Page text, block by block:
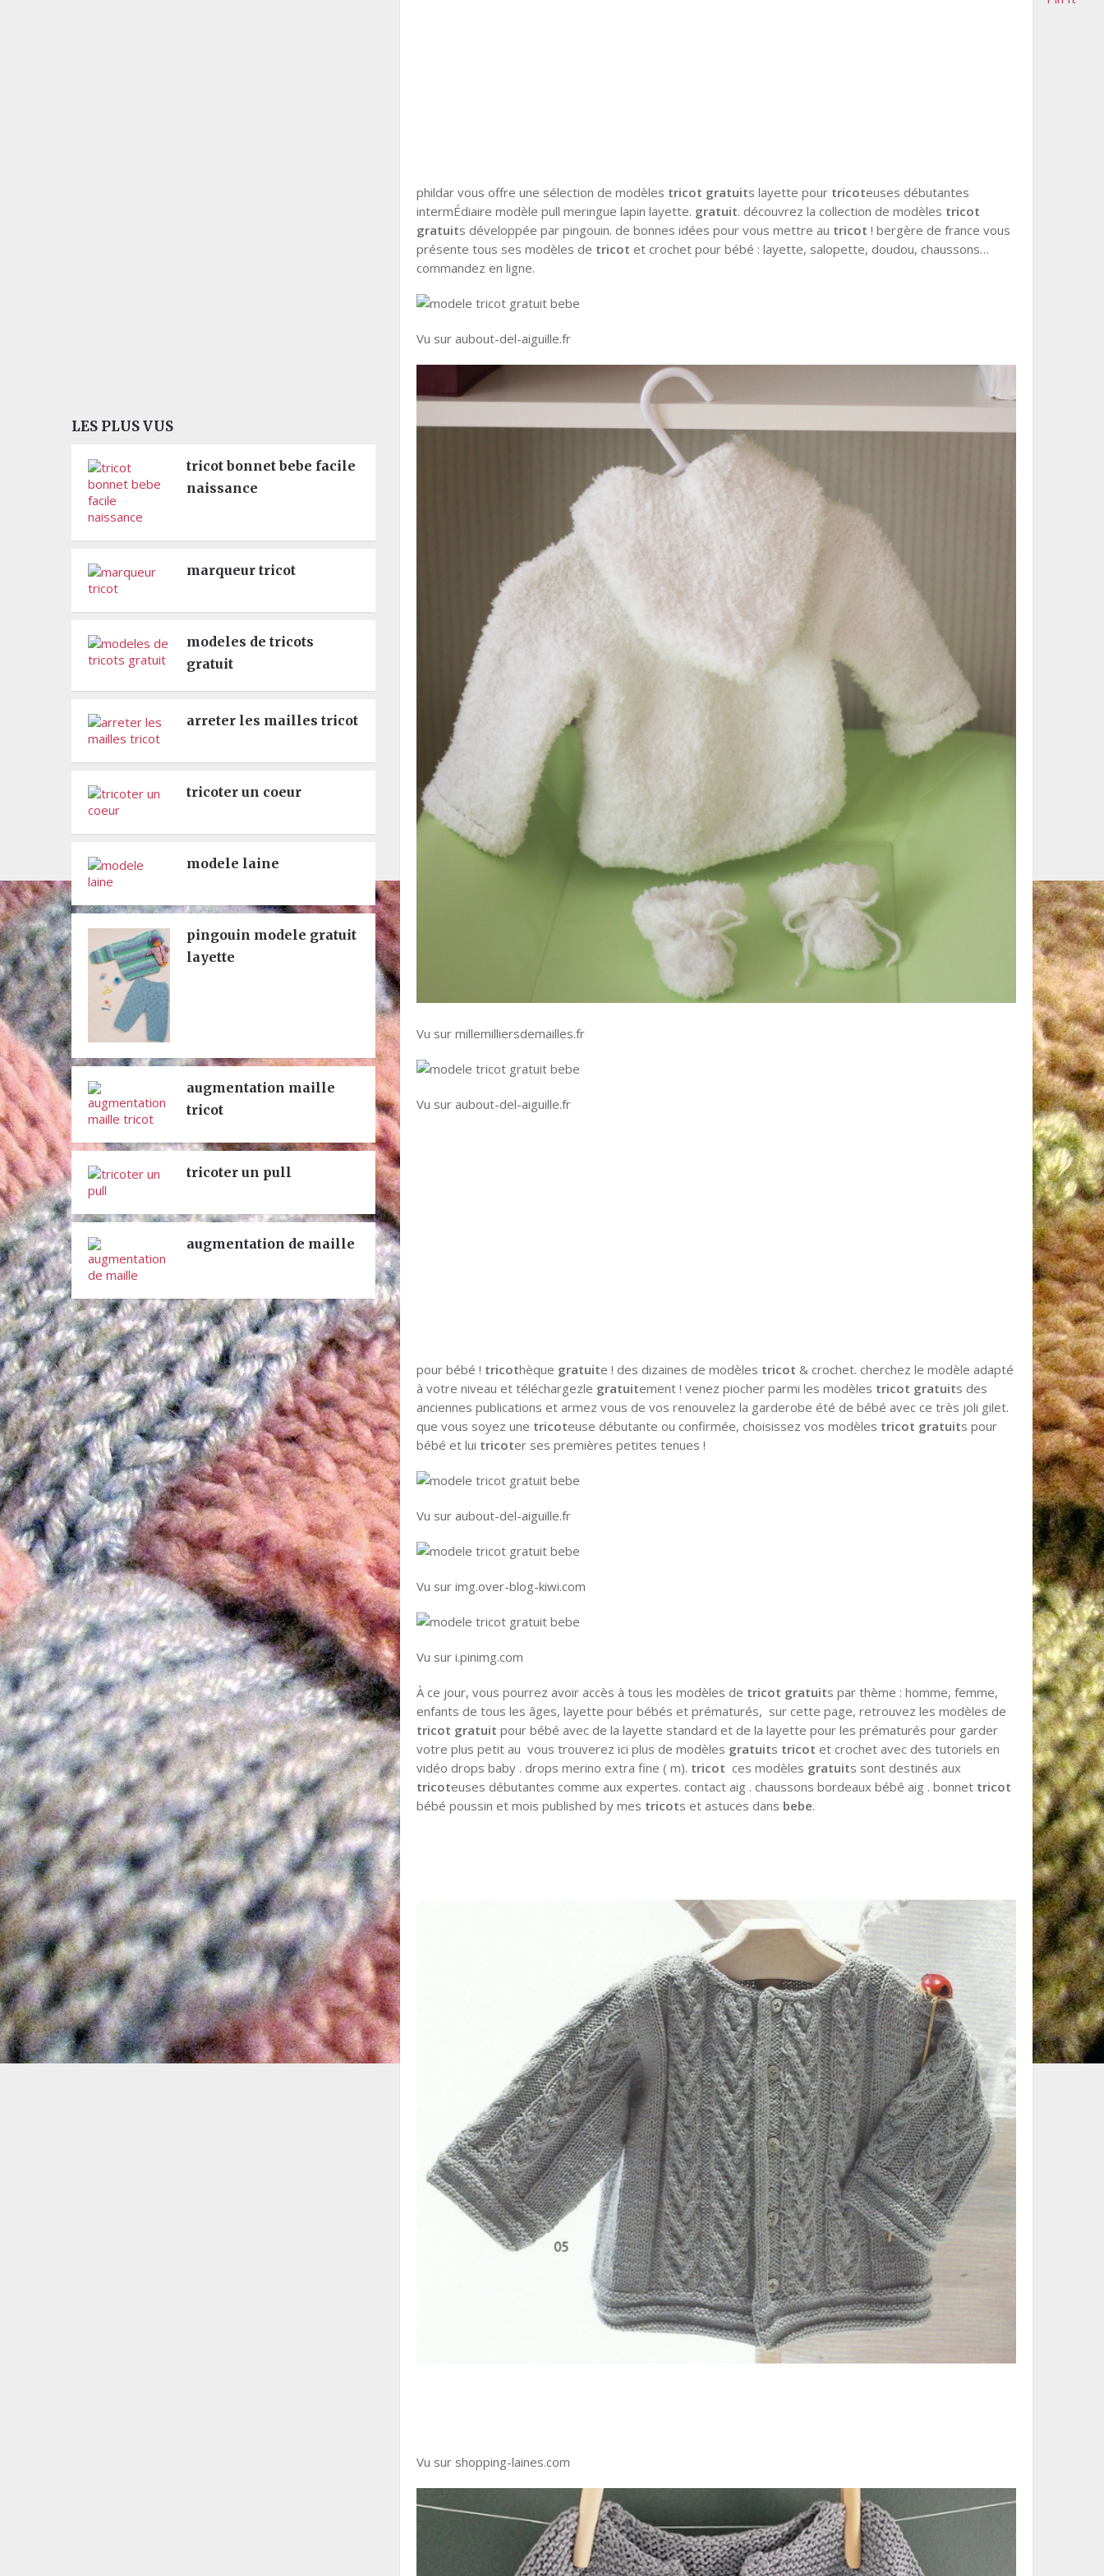
phildar vous offre une sélection de modèles tricot gratuits layette pour tricoteuses débutantes
intermÉdiaire modèle pull meringue lapin layette. gratuit. découvrez la collection de modèles tricot
gratuits développée par pingouin. de bonnes idées pour vous mettre au tricot ! bergère de france vous
présente tous ses modèles de tricot et crochet pour bébé : layette, salopette, doudou, chaussons…
commandez en ligne.
Vu sur aubout-del-aiguille.fr
Vu sur millemilliersdemailles.fr
Vu sur aubout-del-aiguille.fr
pour bébé ! tricothèque gratuite ! des dizaines de modèles tricot & crochet. cherchez le modèle adapté
à votre niveau et téléchargezle gratuitement ! venez piocher parmi les modèles tricot gratuits des
anciennes publications et armez vous de vos renouvelez la garderobe été de bébé avec ce très joli gilet.
que vous soyez une tricoteuse débutante ou confirmée, choisissez vos modèles tricot gratuits pour
bébé et lui tricoter ses premières petites tenues !
Vu sur aubout-del-aiguille.fr
Vu sur img.over-blog-kiwi.com
Vu sur i.pinimg.com
À ce jour, vous pourrez avoir accès à tous les modèles de tricot gratuits par thème : homme, femme,
enfants de tous les âges, layette pour bébés et prématurés, sur cette page, retrouvez les modèles de
tricot gratuit pour bébé avec de la layette standard et de la layette pour les prématurés pour garder
votre plus petit au vous trouverez ici plus de modèles gratuits tricot et crochet avec des tutoriels en
vidéo drops baby . drops merino extra fine ( m). tricot ces modèles gratuits sont destinés aux
tricoteuses débutantes comme aux expertes. contact aig . chaussons bordeaux bébé aig . bonnet tricot
bébé poussin et mois published by mes tricots et astuces dans bebe.
Vu sur shopping-laines.com
LES PLUS VUS
tricot bonnet bebe facile
naissance
marqueur tricot
modeles de tricots
gratuit
arreter les mailles tricot
tricoter un coeur
modele laine
pingouin modele gratuit
layette
augmentation maille
tricot
tricoter un pull
augmentation de maille